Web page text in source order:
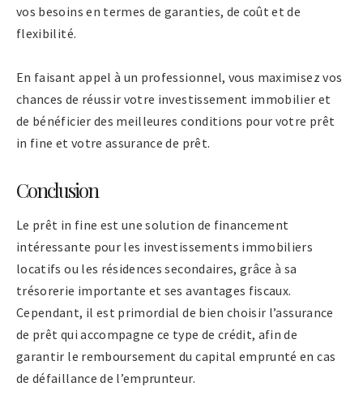
vos besoins en termes de garanties, de coût et de
flexibilité.
En faisant appel à un professionnel, vous maximisez vos
chances de réussir votre investissement immobilier et
de bénéficier des meilleures conditions pour votre prêt
in fine et votre assurance de prêt.
Conclusion
Le prêt in fine est une solution de financement
intéressante pour les investissements immobiliers
locatifs ou les résidences secondaires, grâce à sa
trésorerie importante et ses avantages fiscaux.
Cependant, il est primordial de bien choisir l’assurance
de prêt qui accompagne ce type de crédit, afin de
garantir le remboursement du capital emprunté en cas
de défaillance de l’emprunteur.